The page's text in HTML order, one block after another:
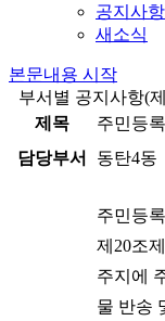
공지사항
새소식
본문내용 시작
부서별 공지사항(
제목
주민등
담당부서
동탄4동
주민등
제20조
주지에
물 반송